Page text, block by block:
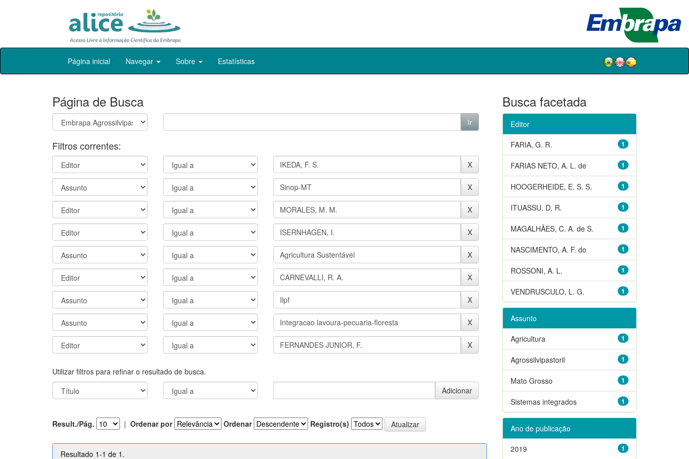
Skip
Página inicial Navegar Sobre Estatísticas
Página de Busca
Filtros correntes:
Utilizar filtros para refinar o resultado de busca.
Result./Pág. | Ordenar por Ordenar Registro(s)
Resultado 1-1 de 1.
Busca facetada
Editor
1
FARIA, G. R.
1
FARIAS NETO, A. L. de
1
HOOGERHEIDE, E. S. S.
1
ITUASSU, D. R.
1
MAGALHÃES, C. A. de S.
1
NASCIMENTO, A. F. do
1
ROSSONI, A. L.
1
VENDRUSCULO, L. G.
Assunto
1
Agricultura
1
Agrossilvipastoril
1
Mato Grosso
1
Sistemas integrados
Ano de publicação
1
2019